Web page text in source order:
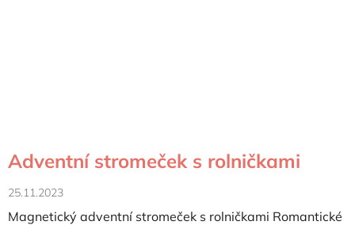
Adventní stromeček s rolničkami
25.11.2023
Magnetický adventní stromeček s rolničkami Romantické